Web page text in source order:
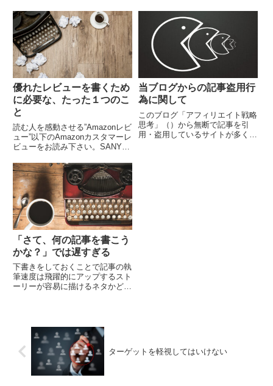
す。2007年9月が初版であり、そ
のときのタイトルは『なぜ、週4
時間働くだけでお金...
ト自動生成機能が使えなくなりま
した。ARMS（アームズ）を販売
している株式...
優れたレビューを書くため
に必要な、たった１つのこ
と
読む人を感動させる”Amazonレビ
ュー”以下のAmazonカスタマーレ
ビューをお読み下さい。SANYO
る。先ず、音が良い。30年数前
に数十万円を投じてサロンの一
角...
当ブログからの記事盗用行
為に関して
このブログ「アフィリエイト戦略
思考」（）から無断で記事を引
用・盗用しているサイトが多く見
「さて、何の記事を書こう
かな？」では遅すぎる
下書きをしておくことで記事の執
筆速度は飛躍的にアップするスト
ーリーが容易に描けるネタかどう
ターゲットを軽視してはいけない